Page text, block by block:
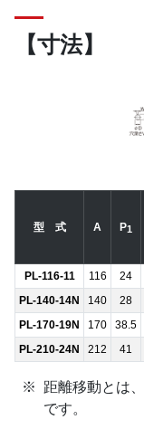
【寸法】
型 式 A P1
PL-116-11
116 24
PL-140-14N
140 28
PL-170-19N
170 38.5
PL-210-24N
212 41
距離移動とは
です。